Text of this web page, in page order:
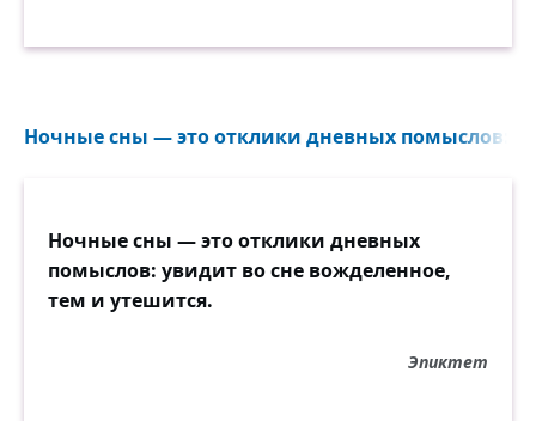
Ночные сны — это отклики дневных помыслов:
Ночные сны — это отклики дневных
помыслов: увидит во сне вожделенное,
тем и утешится.
Эпиктет